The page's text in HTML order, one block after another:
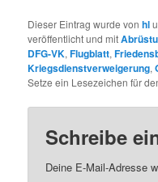
Dieser Eintrag wurde vonhl
veröffentlicht und mit
DFG-VK,Flugblatt,
Kriegsdienstverweigerung,
Setze ein Lesezeichen für
Schreibe
Deine E-Mail-Adresse